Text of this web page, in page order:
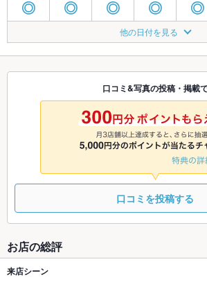
◎ ◎ ◎ ◎ ◎
◎ ◎
8/24
◎
8/25
◎
8/26
◎
8/29 8/30 8/31
◎
9/1
◎
9/2
◎
9/7
◎ ◎ ◎
他の日付を見る
口コミ&写真の投稿・掲載
口コミを投稿する
お店の総評
来店シーン